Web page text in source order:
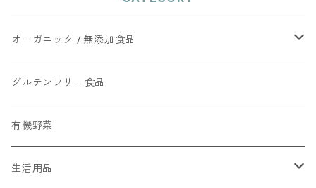
オーガニック / 無添加食品
調味料
お菓子
グルテンフリー食品
有機野菜
生活用品